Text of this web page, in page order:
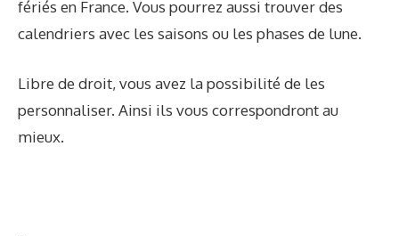
fériés en France. Vous pourrez aussi trouver des
calendriers avec les saisons ou les phases de lune.
Libre de droit, vous avez la possibilité de les
personnaliser. Ainsi ils vous correspondront au
mieux.